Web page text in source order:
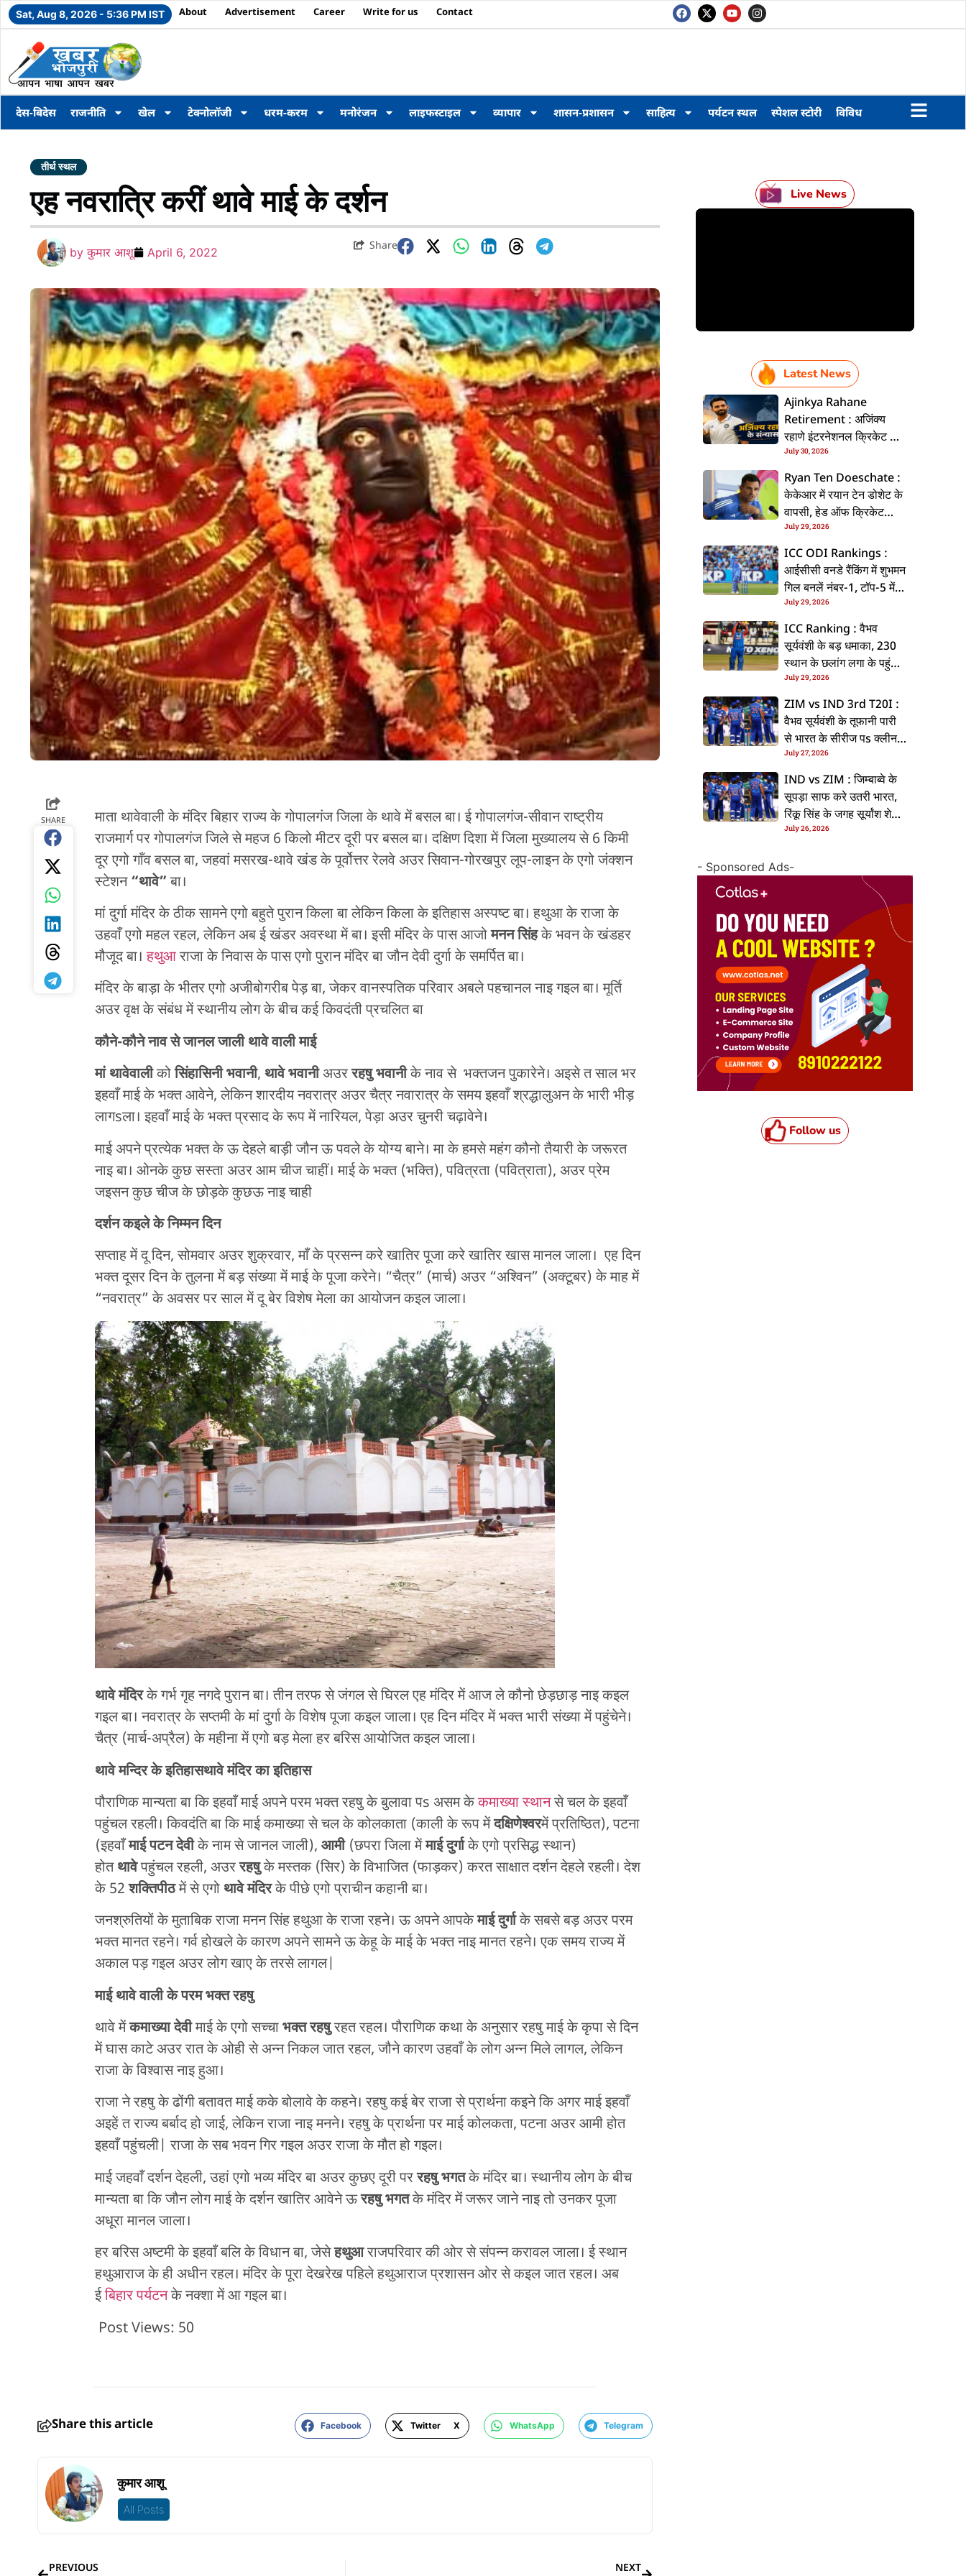
Sat, Aug 8, 2026 - 5:36 PM IST About Advertisement Career Write for us Contact
देस-बिदेस राजनीति खेल टेक्नोलॉजी धरम-करम मनोरंजन लाइफस्टाइल व्यापार शासन-प्रशासन साहित्य पर्यटन स्थल स्पेशल स्टोरी विविध
तीर्थ स्थल
एह नवरात्रि करीं थावे माई के दर्शन
by कुमार आशू April 6, 2022
Share
SHARE
माता थावेवाली के मंदिर बिहार राज्य के गोपालगंज जिला के थावे में बसल बा। ई गोपालगंज-सीवान राष्ट्रीय
राजमार्ग पर गोपालगंज जिले से महज 6 किलो मीटर दूरी पर बसल बा। दक्षिण दिशा में जिला मुख्यालय से 6 किमी
दूर एगो गाँव बसल बा, जहवां मसरख-थावे खंड के पूर्वोत्तर रेलवे अउर सिवान-गोरखपुर लूप-लाइन के एगो जंक्शन
स्टेशन“थावे”बा।
मां दुर्गा मंदिर के ठीक सामने एगो बहुते पुरान किला बा लेकिन किला के इतिहास अस्पष्ट बा। हथुआ के राजा के
उहवाँ एगो महल रहल, लेकिन अब ई खंडर अवस्था में बा। इसी मंदिर के पास आजोमनन सिंहके भवन के खंडहर
मौजूद बा।हथुआराजा के निवास के पास एगो पुरान मंदिर बा जौन देवी दुर्गा के समर्पित बा।
मंदिर के बाड़ा के भीतर एगो अजीबोगरीब पेड़ बा, जेकर वानस्पतिक परिवार अबले पहचानल नाइ गइल बा। मूर्ति
अउर वृक्ष के संबंध में स्थानीय लोग के बीच कई किवदंती प्रचलित बा
कौने-कौने नाव से जानल जाली थावे वाली माई
मां थावेवालीकोसिंहासिनी भवानी, थावे भवानीअउररहषु भवानीके नाव से भक्तजन पुकारेने। अइसे त साल भर
इहवाँ माई के भक्त आवेने, लेकिन शारदीय नवरात्र अउर चैत्र नवारात्र के समय इहवाँ श्रद्धालुअन के भारी भीड़
लागsला। इहवाँ माई के भक्त प्रसाद के रूप में नारियल, पेड़ा अउर चुनरी चढ़ावेने।
माई अपने प्रत्येक भक्त के ऊ देहले बाड़ी जौन ऊ पवले के योग्य बाने। मा के हमसे महंग कौनो तैयारी के जरूरत
नाइ बा। ओनके कुछ सस्ता अउर आम चीज चाहीं। माई के भक्त (भक्ति), पवित्रता (पवित्राता), अउर प्रेम
जइसन कुछ चीज के छोड़के कुछऊ नाइ चाही
दर्शन कइले के निम्मन दिन
सप्ताह में दू दिन, सोमवार अउर शुक्रवार, माँ के प्रसन्न करे खातिर पूजा करे खातिर खास मानल जाला। एह दिन
भक्त दूसर दिन के तुलना में बड़ संख्या में माई के पूजा करेने। “चैत्र” (मार्च) अउर “अश्विन” (अक्टूबर) के माह में
“नवरात्र” के अवसर पर साल में दू बेर विशेष मेला का आयोजन कइल जाला।
थावे मंदिरके गर्भ गृह नगदे पुरान बा। तीन तरफ से जंगल से घिरल एह मंदिर में आज ले कौनो छेड़छाड़ नाइ कइल
गइल बा। नवरात्र के सप्तमी के मां दुर्गा के विशेष पूजा कइल जाला। एह दिन मंदिर में भक्त भारी संख्या में पहुंचेने।
चैत्र (मार्च-अप्रैल) के महीना में एगो बड़ मेला हर बरिस आयोजित कइल जाला।
थावे मन्दिर के इतिहासथावे मंदिरका इतिहास
पौराणिक मान्यता बा कि इहवाँ माई अपने परम भक्त रहषु के बुलावा पs असम केकमाख्या स्थानसे चल के इहवाँ
पहुंचल रहली। किवदंति बा कि माई कमाख्या से चल के कोलकाता (काली के रूप मेंदक्षिणेश्वरमें प्रतिष्ठित), पटना
(इहवाँमाई पटन देवीके नाम से जानल जाली), आमी(छपरा जिला मेंमाई दुर्गाके एगो प्रसिद्ध स्थान)
होतथावेपहुंचल रहली, अउररहषुके मस्तक (सिर) के विभाजित (फाड़कर) करत साक्षात दर्शन देहले रहली। देश
के 52शक्तिपीठमें से एगो थावे मंदिरके पीछे एगो प्राचीन कहानी बा।
जनश्रुतियों के मुताबिक राजा मनन सिंह हथुआ के राजा रहने। ऊ अपने आपकेमाई दुर्गाके सबसे बड़ अउर परम
भक्त मानत रहने। गर्व होखले के कारण अपने सामने ऊ केहू के माई के भक्त नाइ मानत रहने। एक समय राज्य में
अकाल पड़ गइल अउर लोग खाए के तरसे लागल|
माई थावे वाली के परम भक्त रहषु
थावे मेंकमाख्या देवीमाई के एगो सच्चाभक्त रहषुरहत रहल। पौराणिक कथा के अनुसार रहषु माई के कृपा से दिन
में घास काटे अउर रात के ओही से अन्न निकल जात रहल, जौने कारण उहवाँ के लोग अन्न मिले लागल, लेकिन
राजा के विश्वास नाइ हुआ।
राजा ने रहषु के ढोंगी बतावत माई कके बोलावे के कहने। रहषु कई बेर राजा से प्रार्थना कइने कि अगर माई इहवाँ
अइहें त राज्य बर्बाद हो जाई, लेकिन राजा नाइ मनने। रहषु के प्रार्थना पर माई कोलकता, पटना अउर आमी होत
इहवाँ पहुंचली| राजा के सब भवन गिर गइल अउर राजा के मौत हो गइल।
माई जहवाँ दर्शन देहली, उहां एगो भव्य मंदिर बा अउर कुछए दूरी पररहषु भगतके मंदिर बा। स्थानीय लोग के बीच
मान्यता बा कि जौन लोग माई के दर्शन खातिर आवेने ऊरहषु भगतके मंदिर में जरूर जाने नाइ तो उनकर पूजा
अधूरा मानल जाला।
हर बरिस अष्टमी के इहवाँ बलि के विधान बा, जेसेहथुआराजपरिवार की ओर से संपन्न करावल जाला। ई स्थान
हथुआराज के ही अधीन रहल। मंदिर के पूरा देखरेख पहिले हथुआराज प्रशासन ओर से कइल जात रहल। अब
ईबिहार पर्यटनके नक्शा में आ गइल बा।
Post Views: 50
Share this article Facebook Twitter X WhatsApp Telegram
कुमार आशू
All Posts
PREVIOUS NEXT
Live News
Latest News
Ajinkya Rahane
Retirement : अजिंक्य
रहाणे इंटरनेशनल क्रिकेट से
ललें संन्यास, सोशल मीडिया
पs पोस्ट कs के कइलें एलान
July 30, 2026
Ryan Ten Doeschate :
केकेआर में रयान टेन डोशेट के
वापसी, हेड ऑफ क्रिकेट
स्ट्रेटजी के जिम्मेदारी संभरिहें
July 29, 2026
ICC ODI Rankings :
आईसीसी वनडे रैंकिंग में शुभमन
गिल बनलें नंबर-1, टॉप-5 में
भारत के तीन बल्लेबाज
July 29, 2026
ICC Ranking : वैभव
सूर्यवंशी के बड़ धमाका, 230
स्थान के छलांग लगा के पहुंचलें
48वां नंबर पs
July 29, 2026
ZIM vs IND 3rd T20I :
वैभव सूर्यवंशी के तूफानी पारी
से भारत के सीरीज पs क्लीन
स्वीप, जिम्बाब्वे 35 रन से
हारल
July 27, 2026
IND vs ZIM : जिम्बाब्वे के
सूपड़ा साफ करे उतरी भारत,
रिंकू सिंह के जगह सूर्यांश शेडगे
के मिल सकेला मवका
July 26, 2026
- Sponsored Ads-
Follow us